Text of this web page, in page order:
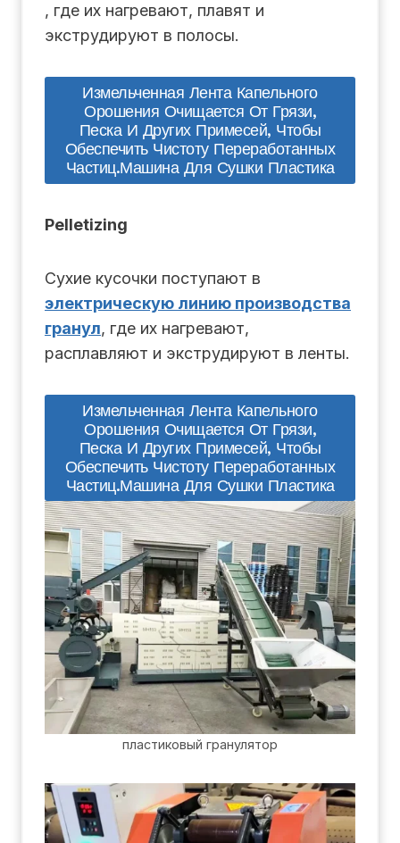
, где их нагревают, плавят и
экструдируют в полосы.
Измельченная Лента Капельного
Орошения Очищается От Грязи,
Песка И Других Примесей, Чтобы
Обеспечить Чистоту Переработанных
Частиц.машина Для Сушки Пластика
Pelletizing
Сухие кусочки поступают в
электрическую линию производства
гранул, где их нагревают,
расплавляют и экструдируют в ленты.
Измельченная Лента Капельного
Орошения Очищается От Грязи,
Песка И Других Примесей, Чтобы
Обеспечить Чистоту Переработанных
Частиц.машина Для Сушки Пластика
пластиковый гранулятор